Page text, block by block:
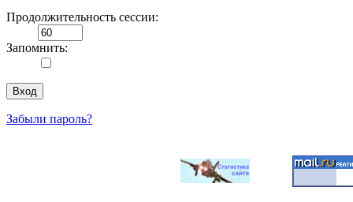
Продолжительность сессии:
Запомнить:
Забыли пароль?